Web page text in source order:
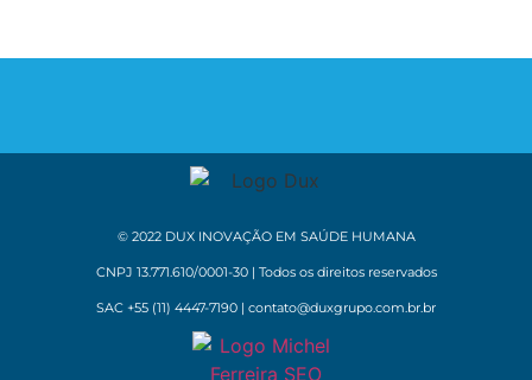
© 2022 DUX INOVAÇÃO EM SAÚDE HUMANA
CNPJ 13.771.610/0001-30 | Todos os direitos reservados
SAC +55 (11) 4447-7190 | contato@duxgrupo.com.br.br